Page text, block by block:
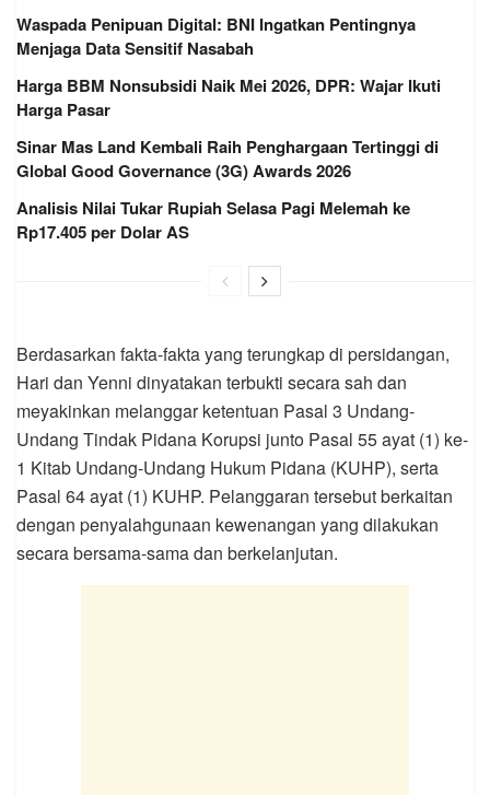
Waspada Penipuan Digital: BNI Ingatkan Pentingnya
Menjaga Data Sensitif Nasabah
Harga BBM Nonsubsidi Naik Mei 2026, DPR: Wajar Ikuti
Harga Pasar
Sinar Mas Land Kembali Raih Penghargaan Tertinggi di
Global Good Governance (3G) Awards 2026
Analisis Nilai Tukar Rupiah Selasa Pagi Melemah ke
Rp17.405 per Dolar AS
Berdasarkan fakta-fakta yang terungkap di persidangan,
Hari dan Yenni dinyatakan terbukti secara sah dan
meyakinkan melanggar ketentuan Pasal 3 Undang-
Undang Tindak Pidana Korupsi junto Pasal 55 ayat (1) ke-
1 Kitab Undang-Undang Hukum Pidana (KUHP), serta
Pasal 64 ayat (1) KUHP. Pelanggaran tersebut berkaitan
dengan penyalahgunaan kewenangan yang dilakukan
secara bersama-sama dan berkelanjutan.